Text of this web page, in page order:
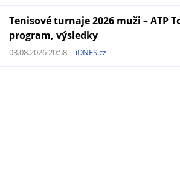
Tenisové turnaje 2026 muži – ATP
program, výsledky
03.08.2026 20:58 iDNES.cz